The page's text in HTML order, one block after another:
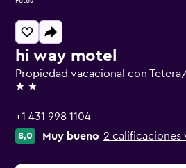
hi way motel
Propiedad vacacional con
2 estrellas
+1 431 998 1104
8,0 Muy bueno 2 calificaciones